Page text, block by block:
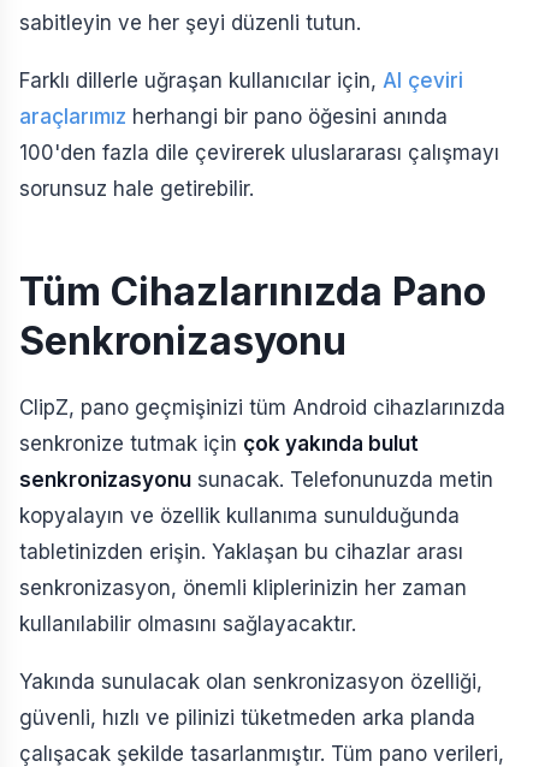
sabitleyin ve her şeyi düzenli tutun.
Farklı dillerle uğraşan kullanıcılar için, AI çeviri
araçlarımız herhangi bir pano öğesini anında
100'den fazla dile çevirerek uluslararası çalışmayı
sorunsuz hale getirebilir.
Tüm Cihazlarınızda Pano
Senkronizasyonu
ClipZ, pano geçmişinizi tüm Android cihazlarınızda
senkronize tutmak için çok yakında bulut
senkronizasyonu sunacak. Telefonunuzda metin
kopyalayın ve özellik kullanıma sunulduğunda
tabletinizden erişin. Yaklaşan bu cihazlar arası
senkronizasyon, önemli kliplerinizin her zaman
kullanılabilir olmasını sağlayacaktır.
Yakında sunulacak olan senkronizasyon özelliği,
güvenli, hızlı ve pilinizi tüketmeden arka planda
çalışacak şekilde tasarlanmıştır. Tüm pano verileri,